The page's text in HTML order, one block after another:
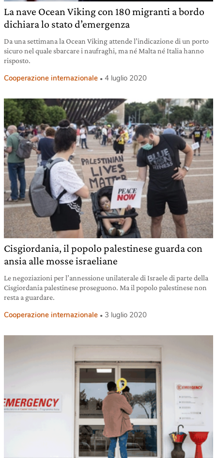
La nave Ocean Viking con 180 migranti a bordo
dichiara lo stato d’emergenza
Da una settimana la Ocean Viking attende l’indicazione di un porto
sicuro nel quale sbarcare i naufraghi, ma né Malta né Italia hanno
risposto.
Cooperazione internazionale 4 luglio 2020
Cisgiordania, il popolo palestinese guarda con
ansia alle mosse israeliane
Le negoziazioni per l’annessione unilaterale di Israele di parte della
Cisgiordania palestinese proseguono. Ma il popolo palestinese non
resta a guardare.
Cooperazione internazionale 3 luglio 2020